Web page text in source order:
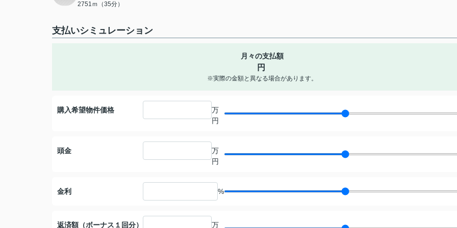
2751ｍ（35分）
支払いシミュレーション
月々の支払額
円
※実際の金額と異なる場合があります。
購入希望物件価格
万
円
頭金
万
円
金利 %
返済額（ボーナス１回分） 万